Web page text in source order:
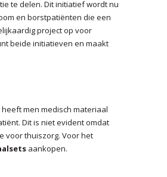
te delen. Dit initiatief wordt nu
en borstpatiënten die een
project op voor
beide initiatieven en maakt
men medisch materiaal
Dit is niet evident omdat
voor thuiszorg. Voor het
aankopen.